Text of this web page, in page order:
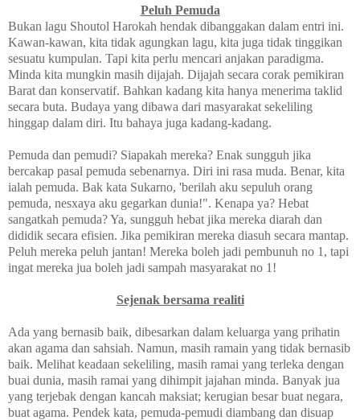
Peluh Pemuda
Bukan lagu Shoutol Harokah hendak dibanggakan dalam entri ini.
Kawan-kawan, kita tidak agungkan lagu, kita juga tidak tinggikan
sesuatu kumpulan. Tapi kita perlu mencari anjakan paradigma.
Minda kita mungkin masih dijajah. Dijajah secara corak pemikiran
Barat dan konservatif. Bahkan kadang kita hanya menerima taklid
secara buta. Budaya yang dibawa dari masyarakat sekeliling
hinggap dalam diri. Itu bahaya juga kadang-kadang.
Pemuda dan pemudi? Siapakah mereka? Enak sungguh jika
bercakap pasal pemuda sebenarnya. Diri ini rasa muda. Benar, kita
ialah pemuda. Bak kata Sukarno, 'berilah aku sepuluh orang
pemuda, nesxaya aku gegarkan dunia!". Kenapa ya? Hebat
sangatkah pemuda? Ya, sungguh hebat jika mereka diarah dan
dididik secara efisien. Jika pemikiran mereka diasuh secara mantap.
Peluh mereka peluh jantan! Mereka boleh jadi pembunuh no 1, tapi
ingat mereka jua boleh jadi sampah masyarakat no 1!
Sejenak bersama realiti
Ada yang bernasib baik, dibesarkan dalam keluarga yang prihatin
akan agama dan sahsiah. Namun, masih ramain yang tidak bernasib
baik. Melihat keadaan sekeliling, masih ramai yang terleka dengan
buai dunia, masih ramai yang dihimpit jajahan minda. Banyak jua
yang terjebak dengan kancah maksiat; kerugian besar buat negara,
buat agama. Pendek kata, pemuda-pemudi diambang dan disuap